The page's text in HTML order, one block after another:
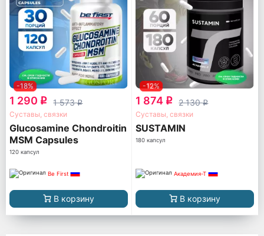
-18%
1 290 q 1 573q
Суставы, связки
Glucosamine Chondroitin
MSM Capsules
120 капсул
Be First
В корзину
-12%
1 874 q 2 130q
Суставы, связки
SUSTAMIN
180 капсул
Академия-Т
В корзину